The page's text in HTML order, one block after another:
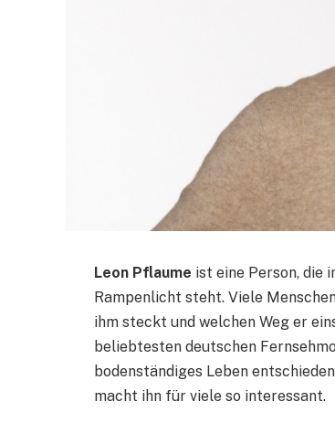
Leon Pflaume ist eine Person, die
Rampenlicht steht. Viele
ihm steckt und welchen Weg er
beliebtesten deutschen
bodenständiges Leben
macht ihn für viele so interessant.